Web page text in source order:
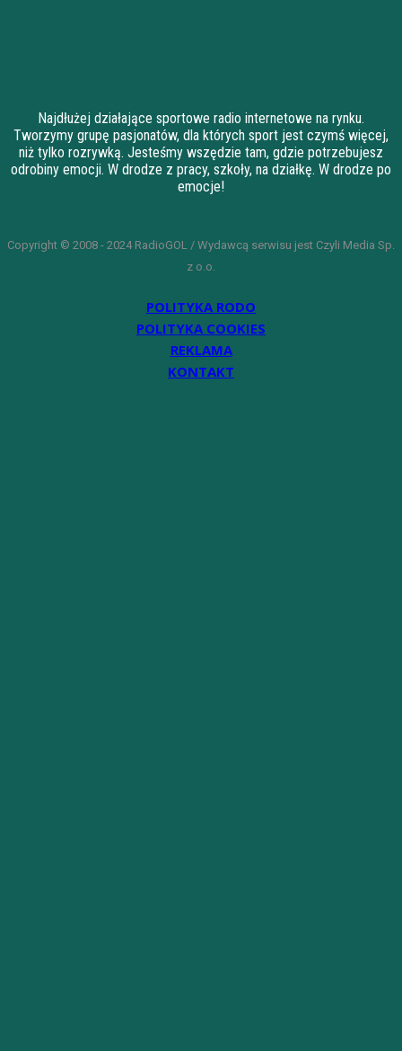
Najdłużej działające sportowe radio internetowe na rynku.
Tworzymy grupę pasjonatów, dla których sport jest czymś więcej,
niż tylko rozrywką. Jesteśmy wszędzie tam, gdzie potrzebujesz
odrobiny emocji. W drodze z pracy, szkoły, na działkę. W drodze po
emocje!
Copyright © 2008 - 2024 RadioGOL / Wydawcą serwisu jest Czyli Media Sp.
z o.o.
POLITYKA RODO
POLITYKA COOKIES
REKLAMA
KONTAKT